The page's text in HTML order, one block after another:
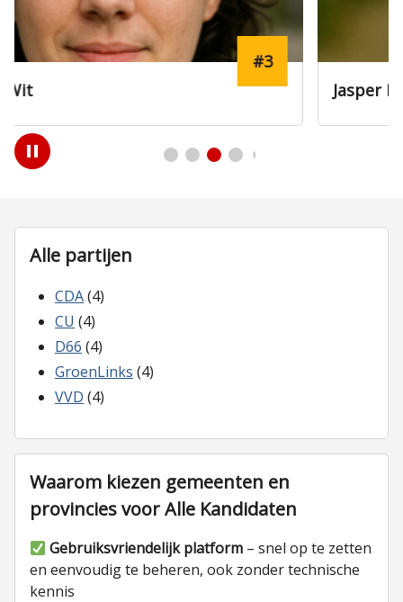
Jasper Boer
#13
Play
/
Alle partijen
CDA(4)
CU (4)
D66 (4)
GroenLinks (4)
VVD (4)
Waarom kiezen gemeenten en
provincies voor Alle Kandidaten
Gebruiksvriendelijk platform – snel op te zetten
en eenvoudig te beheren, ook zonder technische
kennis